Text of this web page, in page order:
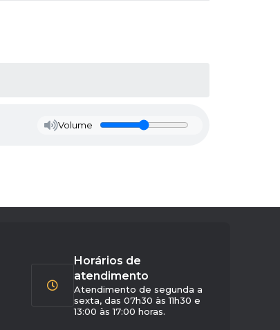
Volume
Horários de
atendimento
Atendimento de segunda a
sexta, das 07h30 às 11h30 e
13:00 às 17:00 horas.